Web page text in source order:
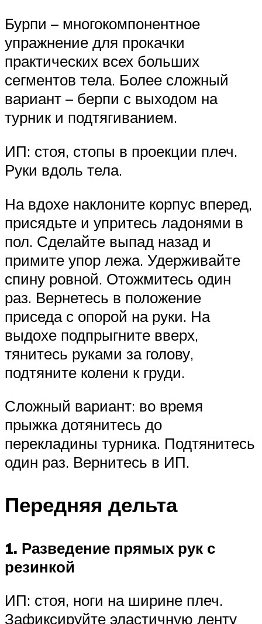
Бурпи – многокомпонентное
упражнение для прокачки
практических всех больших
сегментов тела. Более сложный
вариант – берпи с выходом на
турник и подтягиванием.
ИП: стоя, стопы в проекции плеч.
Руки вдоль тела.
На вдохе наклоните корпус вперед,
присядьте и упритесь ладонями в
пол. Сделайте выпад назад и
примите упор лежа. Удерживайте
спину ровной. Отожмитесь один
раз. Вернетесь в положение
приседа с опорой на руки. На
выдохе подпрыгните вверх,
тянитесь руками за голову,
подтяните колени к груди.
Сложный вариант: во время
прыжка дотянитесь до
перекладины турника. Подтянитесь
один раз. Вернитесь в ИП.
Передняя дельта
1. Разведение прямых рук с
резинкой
ИП: стоя, ноги на ширине плеч.
Зафиксируйте эластичную ленту